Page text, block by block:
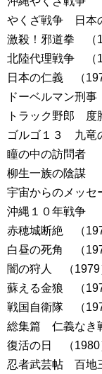
やくざ戦争 日本
激殺！邪道拳 （
北陸代理戦争 （
日本の仁義 （
ドーベルマン刑
トラック野郎
ゴルゴ１３ 九
瞳の中の訪問者
柳生一族の陰謀
宇宙からのメッ
沖縄１０年戦争
赤穂城断絶 （
白昼の死角 （
闇の狩人 （
蘇える金狼 （
戦国自衛隊 （
総集篇 仁義な
復活の日 （
忍者武芸帖 百地